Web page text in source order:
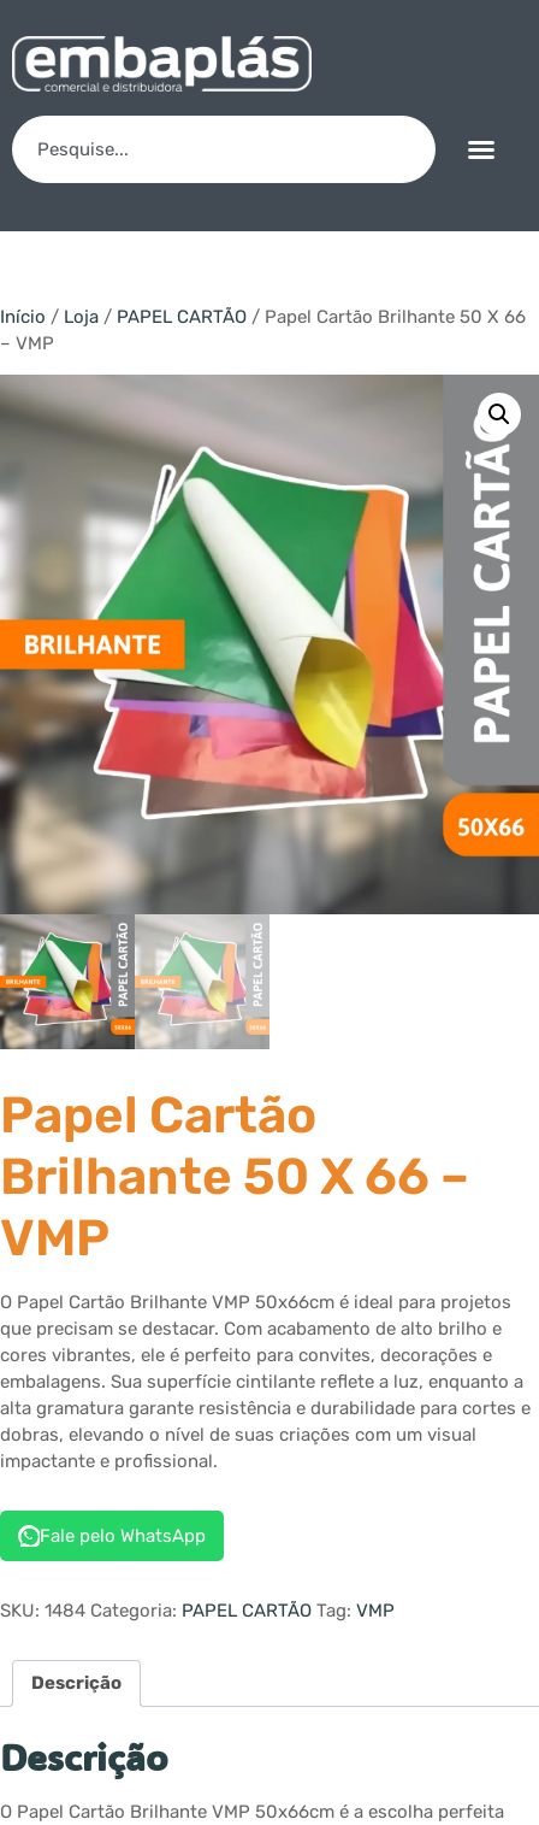
Início / Loja / PAPEL CARTÃO / Papel Cartão Brilhante 50 X 66
– VMP
Papel Cartão
Brilhante 50 X 66 –
VMP
O Papel Cartão Brilhante VMP 50x66cm é ideal para projetos
que precisam se destacar. Com acabamento de alto brilho e
cores vibrantes, ele é perfeito para convites, decorações e
embalagens. Sua superfície cintilante reflete a luz, enquanto a
alta gramatura garante resistência e durabilidade para cortes e
dobras, elevando o nível de suas criações com um visual
impactante e profissional.
Fale pelo WhatsApp
SKU: 1484 Categoria: PAPEL CARTÃO Tag: VMP
Descrição
Descrição
O Papel Cartão Brilhante VMP 50x66cm é a escolha perfeita